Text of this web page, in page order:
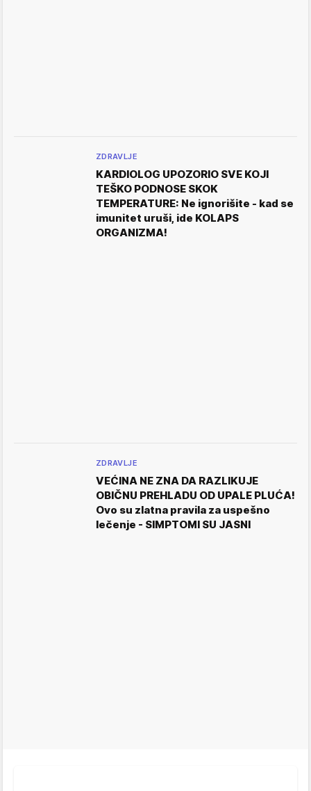
ZDRAVLJE
KARDIOLOG UPOZORIO SVE KOJI
TEŠKO PODNOSE SKOK
TEMPERATURE: Ne ignorišite - kad se
imunitet uruši, ide KOLAPS
ORGANIZMA!
ZDRAVLJE
VEĆINA NE ZNA DA RAZLIKUJE
OBIČNU PREHLADU OD UPALE PLUĆA!
Ovo su zlatna pravila za uspešno
lečenje - SIMPTOMI SU JASNI